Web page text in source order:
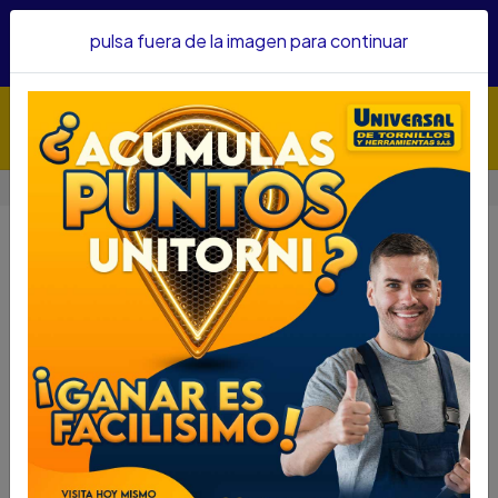
confianza&nbsp;Recibe un KIT PARRILLERO por compras
Inicio VOLVEDOR L FORCE 3/4 X 18" 8156450
VOLVEDOR L FORCE 3/4 X 18"
8156450
VOLVEDOR L FORCE 3/4 X 18" 8156450
SKU : 75325030
DESCRIPCIÓN....
Largo: 450 mm
pulsa fuera de la imagen para continuar